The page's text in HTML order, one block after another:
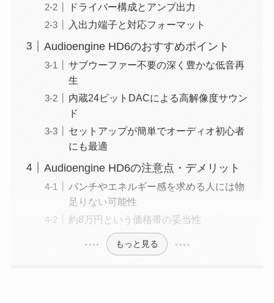
ドライバー構成とアンプ出力
入出力端子と対応フォーマット
Audioengine HD6のおすすめポイント
サブウーファー不要の深く豊かな低音再
生
内蔵24ビットDACによる高解像度サウン
ド
セットアップが簡単でオーディオ初心者
にも最適
Audioengine HD6の注意点・デメリット
パンチやエネルギー感を求める人には物
足りない可能性
約8万円という価格帯の妥当性
もっと見る